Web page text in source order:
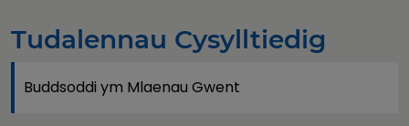
Tudalennau Cysylltiedig
Buddsoddi ym Mlaenau Gwent